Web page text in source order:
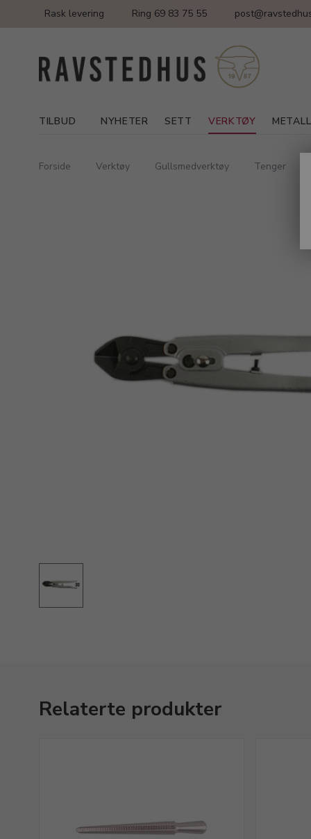
Rask levering Ring 69 83 75 55
TILBUD NYHETER SETT VERKTØY
Forside Verktøy Gullsmedverktøy Tenger
Relaterte produkter